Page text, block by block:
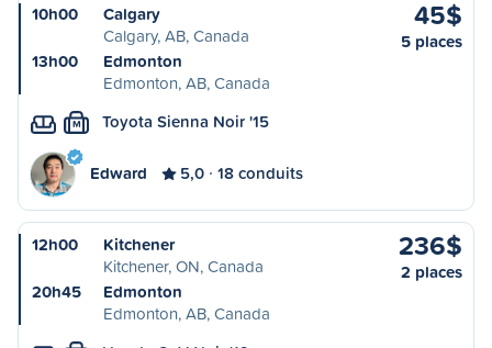
10h00
Calgary
Calgary, AB, Canada
13h00
Edmonton
Edmonton, AB, Canada
45$
5 places
M Toyota Sienna Noir '15
Edward 5,0 18 conduits
12h00
Kitchener
Kitchener, ON, Canada
20h45
Edmonton
Edmonton, AB, Canada
236$
2 places